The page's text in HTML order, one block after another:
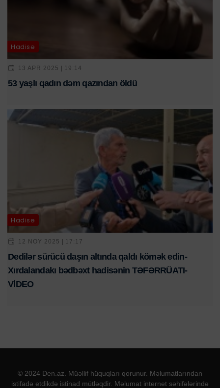
Hadisə
13 APR 2025 | 19:14
53 yaşlı qadın dəm qazından öldü
Hadisə
12 NOY 2025 | 17:17
Dedilər sürücü daşın altında qaldı kömək edin-
Xırdalandakı bədbəxt hadisənin TƏFƏRRÜATI-
VİDEO
© 2024 Den.az. Müəllif hüquqları qorunur. Məlumatlarından
istifadə etdikdə istinad mütləqdir. Məlumat internet səhifələrində